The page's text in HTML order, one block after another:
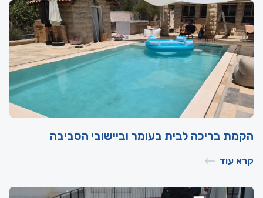
הקמת בריכה לבית בעומר וביישובי הסביבה
קרא עוד